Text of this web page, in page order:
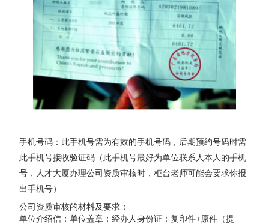
手机号码：此手机号需为有效的手机号码，后期预约号码时需
此手机号接收验证码（此手机号最好为单位联系人本人的手机
号，人才大厦办理公司资质审核时，柜台老师可能会要求你报
出手机号）
公司资质审核的材料及要求：
单位介绍信：单位盖章；经办人身份证：复印件+原件（提